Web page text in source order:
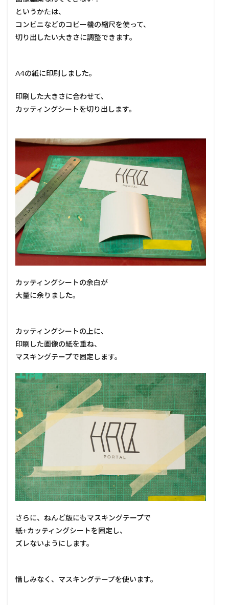
というかたは、
コンビニなどのコピー機の縮尺を使って、
切り出したい大きさに調整できます。
A4の紙に印刷しました。
印刷した大きさに合わせて、
カッティングシートを切り出します。
カッティングシートの余白が
大量に余りました。
カッティングシートの上に、
印刷した画像の紙を重ね、
マスキングテープで固定します。
さらに、ねんど版にもマスキングテープで
紙+カッティングシートを固定し、
ズレないようにします。
惜しみなく、マスキングテープを使います。